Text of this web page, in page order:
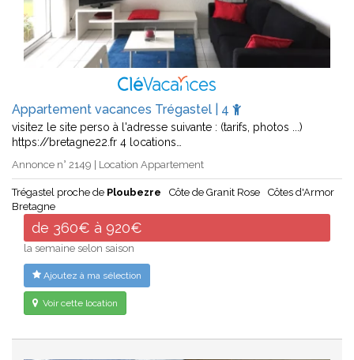
Appartement vacances Trégastel | 4
visitez le site perso à l'adresse suivante : (tarifs, photos ...)
https://bretagne22.fr 4 locations…
Annonce n° 2149 | Location Appartement
Trégastel proche de Ploubezre Côte de Granit Rose
Côtes d'Armor
Bretagne
de 360€ à 920€
la semaine selon saison
Ajoutez à ma sélection
Voir cette location